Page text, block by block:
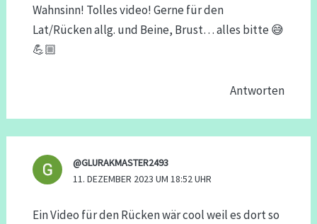
Wahnsinn! Tolles video! Gerne für den
Lat/Rücken allg. und Beine, Brust… alles bitte 😅
💪🏼
Antworten
@GLURAKMASTER2493
11. DEZEMBER 2023 UM 18:52 UHR
Ein Video für den Rücken wär cool weil es dort so